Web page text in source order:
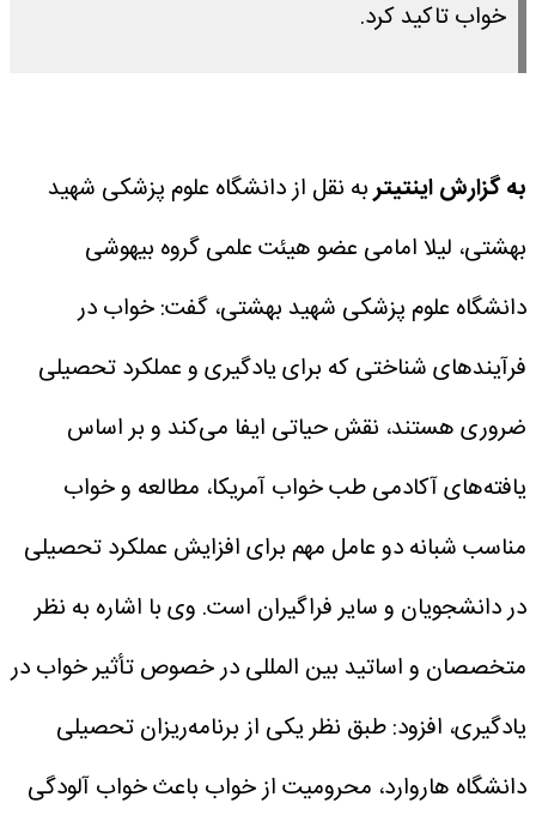
خواب تاکید کرد.
به گزارش اینتیتربه نقل از دانشگاه علوم پزشکی شهید
بهشتی، لیلا امامی عضو هیئت علمی گروه بیهوشی
دانشگاه علوم پزشکی شهید بهشتی، گفت: خواب در
فرآیندهای شناختی که برای یادگیری و عملکرد تحصیلی
ضروری هستند، نقش حیاتی ایفا می‌کند و بر اساس
یافته‌های آکادمی طب خواب آمریکا، مطالعه و خواب
مناسب شبانه دو عامل مهم برای افزایش عملکرد تحصیلی
در دانشجویان و سایر فراگیران است. وی با اشاره به نظر
متخصصان و اساتید بین المللی در خصوص تأثیر خواب در
یادگیری، افزود: طبق نظر یکی از برنامه‌ریزان تحصیلی
دانشگاه هاروارد، محرومیت از خواب باعث خواب آلودگی